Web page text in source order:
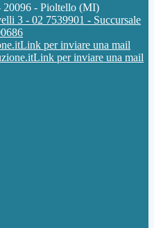
- Pioltello (MI)
3 - 02 7539901 - Succursale
Link per inviare una mail
Link per inviare una mail